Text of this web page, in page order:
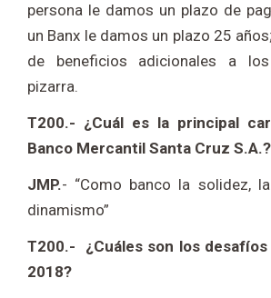
persona le damos un plazo de
un Banx le damos un plazo 25
de beneficios adicionales a
pizarra.
T200.- ¿Cuál es la principal
Banco Mercantil Santa Cruz S.A.?
JMP.- “Como banco la solidez,
dinamismo”
T200.- ¿Cuáles son los desafíos
2018?